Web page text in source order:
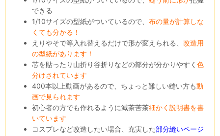
できる
1/10サイズの型紙がついているので、布の量が計算しな
くても分かる！
えりやそで等入れ替えるだけで形が変えられる、改造用
の型紙があります！
芯を貼ったり山折り谷折りなどの部分が分かりやすく色
分けされています
400本以上動画があるので、ちょっと難しい縫い方も動
画で見られます
初心者の方でも作れるように滅茶苦茶細かく説明書を書
いています
コスプレなど改造したい場合、充実した部分縫いページ